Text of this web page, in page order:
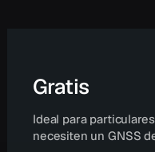
Gratis
Ideal para
necesiten un GNSS